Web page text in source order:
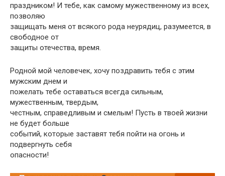
праздником! И тебе, как самому мужественному из всех,
позволяю
защищать меня от всякого рода неурядиц, разумеется, в
свободное от
защиты отечества, время.
Родной мой человечек, хочу поздравить тебя с этим
мужским днем и
пожелать тебе оставаться всегда сильным,
мужественным, твердым,
честным, справедливым и смелым! Пусть в твоей жизни
не будет больше
событий, которые заставят тебя пойти на огонь и
подвергнуть себя
опасности!